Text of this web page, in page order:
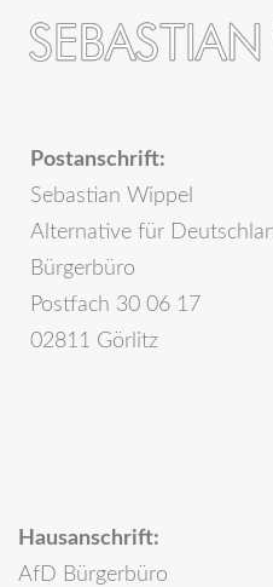
Postanschrift:
Sebastian Wippel
Alternative für
Bürgerbüro
Postfach 30 06 17
02811 Görlitz
Hausanschrift:
AfD Bürgerbüro